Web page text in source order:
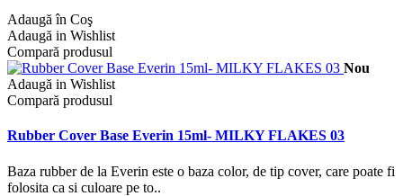
Adaugă în Coş
Adaugă in Wishlist
Compară produsul
Nou
Adaugă in Wishlist
Compară produsul
Rubber Cover Base Everin 15ml- MILKY FLAKES 03
Baza rubber de la Everin este o baza color, de tip cover, care poate fi
folosita ca si culoare pe to..